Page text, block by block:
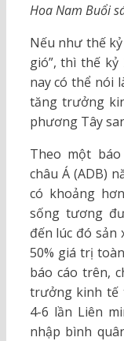
Hoa Nam Buổi
Nếu như thế
gió”, thì thế
nay có thể nói
tăng trưởng
phương Tây
Theo một
châu Á (ADB)
có khoảng
sống tương
đến lúc đó sản
50% giá trị
báo cáo trên,
trưởng kinh tế
4-6 lần Liên
nhập bình